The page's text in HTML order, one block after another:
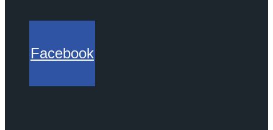
Facebook